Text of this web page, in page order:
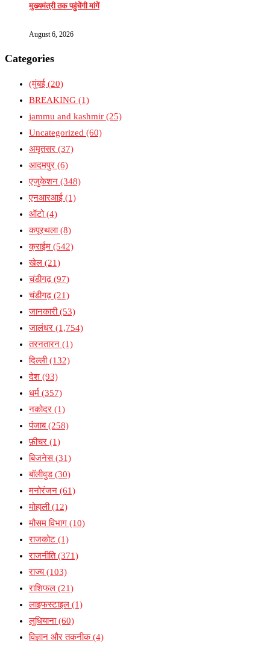
मुख्यमंत्री तक पहुंचेंगी मांगें
August 6, 2026
Categories
(मुंबई (20)
BREAKING (1)
jammu and kashmir (25)
Uncategorized (60)
अमृतसर (37)
आदमपुर (6)
एजुकेशन (348)
एनआरआई (1)
ऑटो(4)
कपूरथला(8)
क्राईम (542)
खेल (21)
चंडीगढ़(97)
चंडीगढ़(21)
जानकारी(53)
जालंधर (1,754)
तरनतारन (1)
दिल्ली(132)
देश (93)
धर्म (357)
नकोदर (1)
पंजाब(258)
फ़ीचर (1)
बिजनेस(31)
बॉलीवुड(30)
मनोरंजन (61)
मोहाली(12)
मौसम विभाग (10)
राजकोट (1)
राजनीति(371)
राज्य(103)
राशिफल (21)
लाइफस्टाइल (1)
लुधियाना(60)
विज्ञान और तकनीक(4)